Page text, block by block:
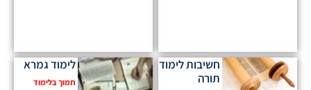
חשיבות לימוד
תורה
לימוד גמרא
תמוך בלימוד